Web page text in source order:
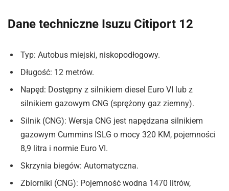
Dane techniczne Isuzu Citiport 12
Typ: Autobus miejski, niskopodłogowy.
Długość: 12 metrów.
Napęd: Dostępny z silnikiem diesel Euro VI lub z
silnikiem gazowym CNG (sprężony gaz ziemny).
Silnik (CNG): Wersja CNG jest napędzana silnikiem
gazowym Cummins ISLG o mocy 320 KM, pojemności
8,9 litra i normie Euro VI.
Skrzynia biegów: Automatyczna.
Zbiorniki (CNG): Pojemność wodna 1470 litrów,